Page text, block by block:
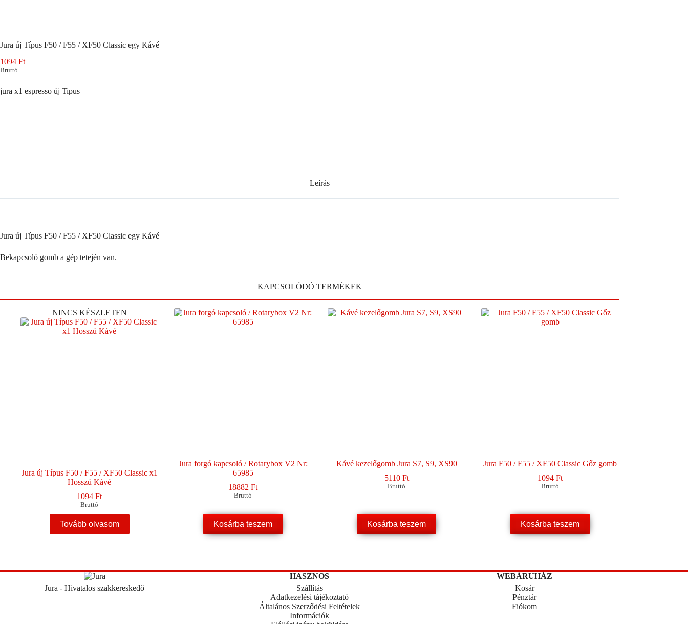
Jura új Típus F50 / F55 / XF50 Classic egy Kávé
1094 Ft
Bruttó
jura x1 espresso új Tipus
Leírás
Jura új Típus F50 / F55 / XF50 Classic egy Kávé
Bekapcsoló gomb a gép tetején van.
KAPCSOLÓDÓ TERMÉKEK
NINCS KÉSZLETEN
Jura új Típus F50 / F55 / XF50 Classic x1
Hosszú Kávé
1094Ft
Bruttó
Tovább olvasom
Jura forgó kapcsoló / Rotarybox V2 Nr:
65985
18882Ft
Bruttó
Kosárba teszem
Kávé kezelőgomb Jura S7, S9, XS90
5110 Ft
Bruttó
Kosárba teszem
Jura F50 / F55 / XF50 Classic Gőz gomb
1094Ft
Bruttó
Kosárba teszem
Jura - Hivatalos szakkereskedő
HASZNOS
Szállítás
Adatkezelési tájékoztató
Általános Szerződési Feltételek
Információk
WEBÁRUHÁZ
Kosár
Pénztár
Fiókom